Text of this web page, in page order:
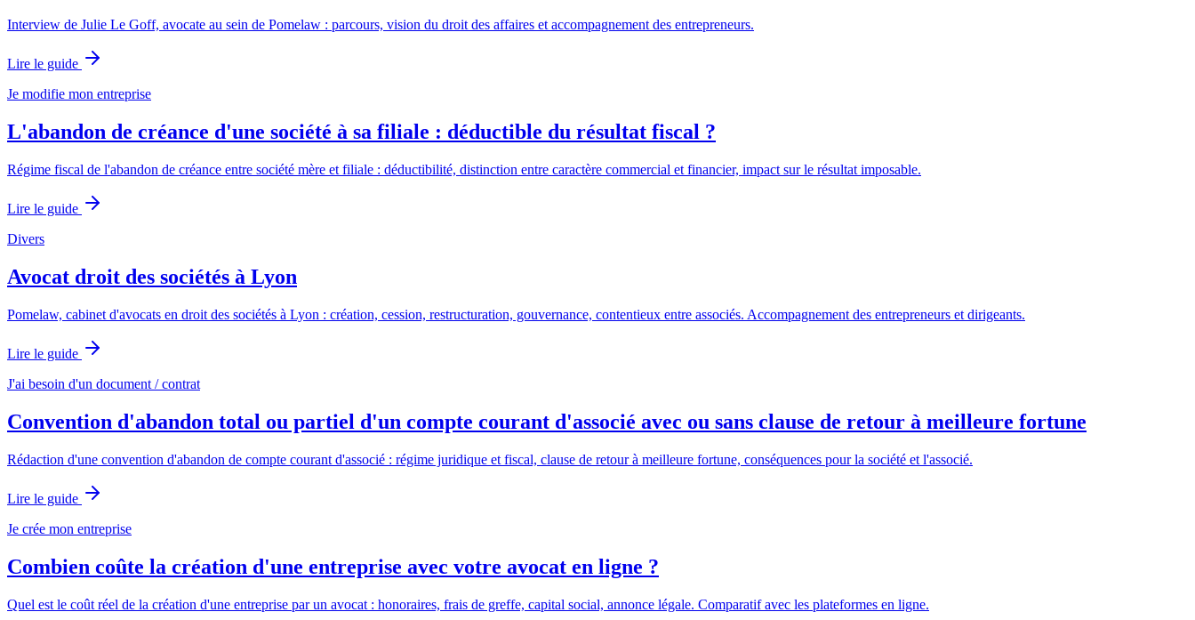
Interview de Julie Le Goff, avocate au sein de Pomelaw : parcours, vision du droit des affaires et accompagnement des entrepreneurs.
Lire le guide
Je modifie mon entreprise
L'abandon de créance d'une société à sa filiale : déductible du résultat fiscal ?
Régime fiscal de l'abandon de créance entre société mère et filiale : déductibilité, distinction entre caractère commercial et financier, impact sur le résultat imposable.
Lire le guide
Divers
Avocat droit des sociétés à Lyon
Pomelaw, cabinet d'avocats en droit des sociétés à Lyon : création, cession, restructuration, gouvernance, contentieux entre associés. Accompagnement des entrepreneurs et dirigeants.
Lire le guide
J'ai besoin d'un document / contrat
Convention d'abandon total ou partiel d'un compte courant d'associé avec ou sans clause de retour à meilleure fortune
Rédaction d'une convention d'abandon de compte courant d'associé : régime juridique et fiscal, clause de retour à meilleure fortune, conséquences pour la société et l'associé.
Lire le guide
Je crée mon entreprise
Combien coûte la création d'une entreprise avec votre avocat en ligne ?
Quel est le coût réel de la création d'une entreprise par un avocat : honoraires, frais de greffe, capital social, annonce légale. Comparatif avec les plateformes en ligne.